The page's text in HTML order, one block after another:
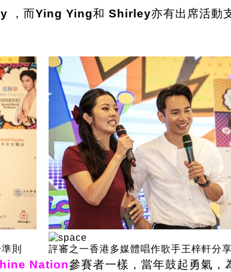
，而Ying Ying和 Shirley亦有出席活動
則 評審之一香港多媒體唱作歌手王梓軒分
Nation參賽者一樣，當年鼓起勇氣，